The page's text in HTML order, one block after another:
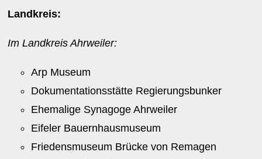
Landkreis:
Im Landkreis Ahrweiler:
Arp Museum
Dokumentationsstätte Regierungsbunker
Ehemalige Synagoge Ahrweiler
Eifeler Bauernhausmuseum
Friedensmuseum Brücke von Remagen